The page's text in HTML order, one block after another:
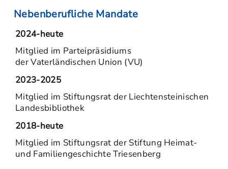
Nebenberufliche Mandate
2024-heute
Mitglied im Parteipräsidiums
der Vaterländischen Union (VU)
2023-2025
Mitglied im Stiftungsrat der Liechtensteinischen
Landesbibliothek
2018-heute
Mitglied im Stiftungsrat der Stiftung Heimat-
und Familiengeschichte Triesenberg